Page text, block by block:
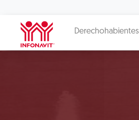
Derechohabientes